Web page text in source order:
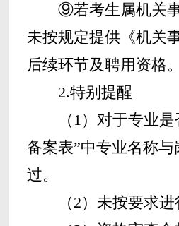
⑨若考生属机关
未按规定提供《机关
后续环节及聘用资格。
2.特别提醒
（ 1）对于专业是
备案表”中专业名称与
过。
（2） 未按要求进